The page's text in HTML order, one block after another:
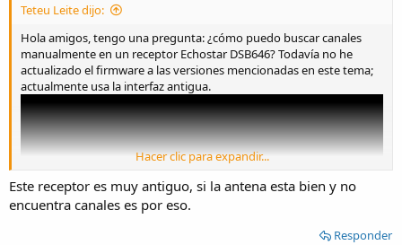
Teteu Leite dijo:
Hola amigos, tengo una pregunta: ¿cómo puedo buscar canales
manualmente en un receptor Echostar DSB646? Todavía no he
actualizado el firmware a las versiones mencionadas en este tema;
actualmente usa la interfaz antigua.
Hacer clic para expandir...
Este receptor es muy antiguo, si la antena esta bien y no
encuentra canales es por eso.
Responder